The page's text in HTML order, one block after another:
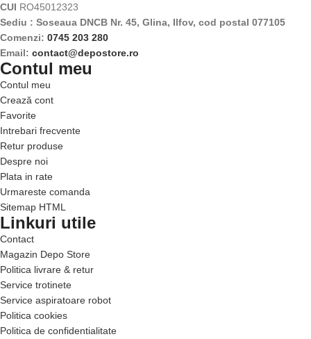
CUI RO45012323
Sediu : Soseaua DNCB Nr. 45, Glina, Ilfov, cod postal 077105
Comenzi: 0745 203 280
Email: contact@depostore.ro
Contul meu
Contul meu
Crează cont
Favorite
Intrebari frecvente
Retur produse
Despre noi
Plata in rate
Urmareste comanda
Sitemap HTML
Linkuri utile
Contact
Magazin Depo Store
Politica livrare & retur
Service trotinete
Service aspiratoare robot
Politica cookies
Politica de confidentialitate